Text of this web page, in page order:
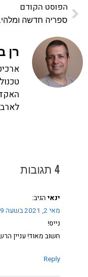
הפוסט הקודם
רן
4 תגובות
ינאי הגיב:
מאי 2, 2021 בשעה 10:19 am
נייס!
חשוב מאוד! עניין
Reply